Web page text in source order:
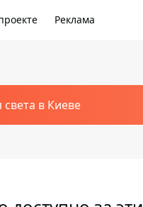
Реклама
в Киеве